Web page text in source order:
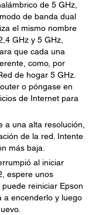
de 5 GHz,
de banda dual
el mismo nombre
GHz y 5 GHz,
que cada una
como, por
de hogar 5 GHz.
o póngase en
de Internet para
a una alta resolución,
de la red. Intente
más baja.
al iniciar
espere unos
reiniciar Epson
a encenderlo y luego